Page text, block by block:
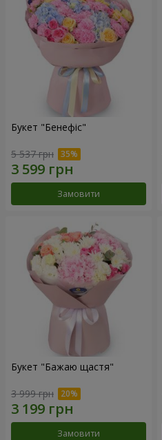
Букет "Бенефіс"
5 537 грн
Замовити
Букет "Бажаю щастя"
3 999 грн
Замовити